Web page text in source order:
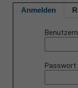
Anmelden
Passwort